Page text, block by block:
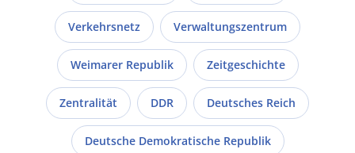
Verkehrsnetz Verwaltungszentrum
Weimarer Republik Zeitgeschichte
Zentralität DDR Deutsches Reich
Deutsche Demokratische Republik